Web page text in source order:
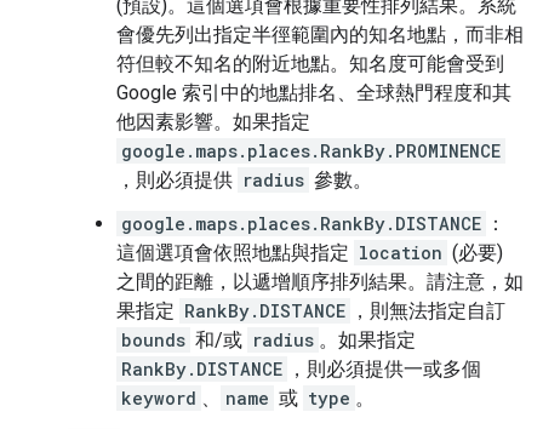
(預設)。這個選項會根據重要性排列結果。系統
會優先列出指定半徑範圍內的知名地點，而非相
符但較不知名的附近地點。知名度可能會受到
Google 索引中的地點排名、全球熱門程度和其
他因素影響。如果指定
google.maps.places.RankBy.PROMINENCE
，則必須提供 radius 參數。
google.maps.places.RankBy.DISTANCE ：
這個選項會依照地點與指定 location (必要)
之間的距離，以遞增順序排列結果。請注意，如
果指定 RankBy.DISTANCE ，則無法指定自訂
bounds 和/或 radius 。如果指定
RankBy.DISTANCE ，則必須提供一或多個
keyword 、 name 或 type 。